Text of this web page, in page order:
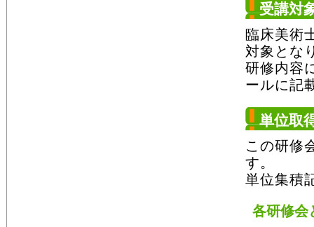
受講対
臨床美術
対象とな
研修内容
ールに記
単位取
この研修
す。
単位集積
各研修会